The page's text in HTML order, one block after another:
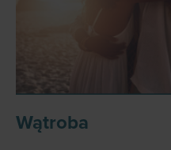
Wątroba